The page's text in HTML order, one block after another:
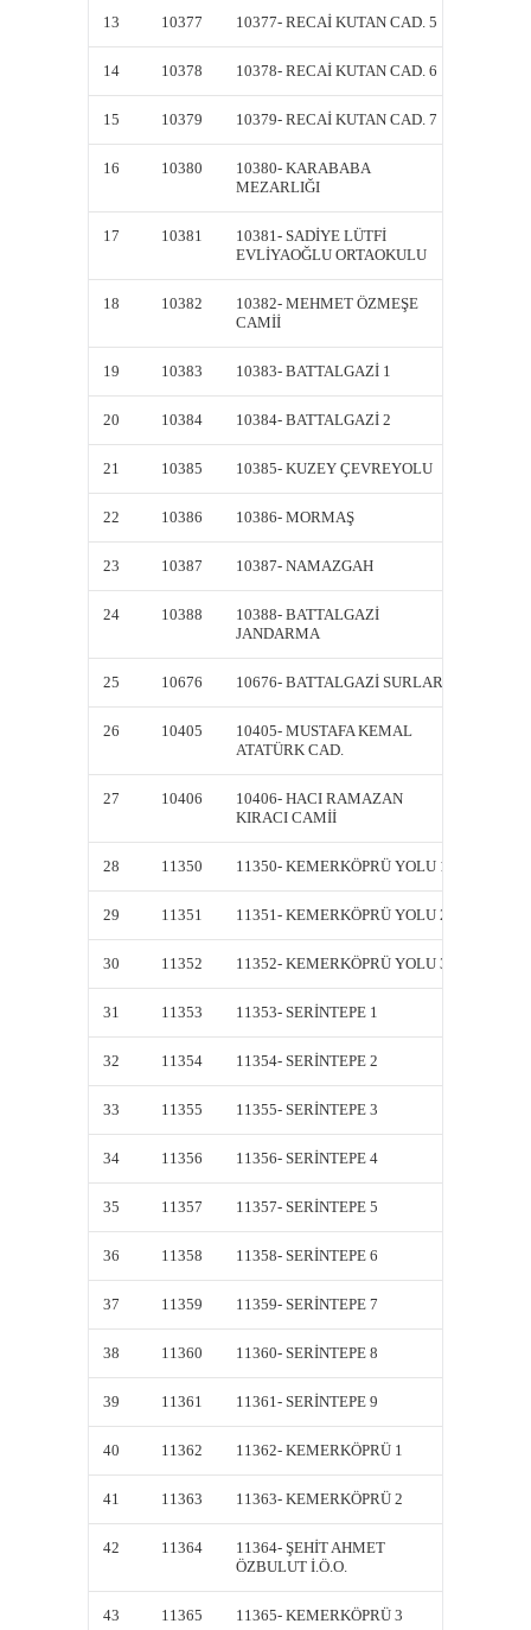
13 10377 10377- RECAİ KUTAN CAD. 5
14 10378 10378- RECAİ KUTAN CAD. 6
15 10379 10379- RECAİ KUTAN CAD. 7
16 10380
10380- KARABABA
MEZARLIĞI
17 10381
10381- SADİYE LÜTFİ
EVLİYAOĞLU ORTAOKULU
18 10382
10382- MEHMET ÖZMEŞE
CAMİİ
19 10383 10383- BATTALGAZİ 1
20 10384 10384- BATTALGAZİ 2
21 10385 10385- KUZEY ÇEVREYOLU
22 10386 10386- MORMAŞ
23 10387 10387- NAMAZGAH
24 10388
10388- BATTALGAZİ
JANDARMA
25 10676 10676- BATTALGAZİ SURLARI
26 10405
10405- MUSTAFA KEMAL
ATATÜRK CAD.
27 10406
10406- HACI RAMAZAN
KIRACI CAMİİ
28 11350 11350- KEMERKÖPRÜ YOLU 1
29 11351 11351- KEMERKÖPRÜ YOLU 2
30 11352 11352- KEMERKÖPRÜ YOLU 3
31 11353 11353- SERİNTEPE 1
32 11354 11354- SERİNTEPE 2
33 11355 11355- SERİNTEPE 3
34 11356 11356- SERİNTEPE 4
35 11357 11357- SERİNTEPE 5
36 11358 11358- SERİNTEPE 6
37 11359 11359- SERİNTEPE 7
38 11360 11360- SERİNTEPE 8
39 11361 11361- SERİNTEPE 9
40 11362 11362- KEMERKÖPRÜ 1
41 11363 11363- KEMERKÖPRÜ 2
42 11364
11364- ŞEHİT AHMET
ÖZBULUT İ.Ö.O.
43 11365 11365- KEMERKÖPRÜ 3